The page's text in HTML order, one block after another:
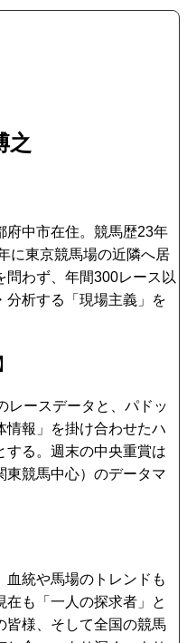
之
府中市在住。競馬歴23年
に東京競馬場の近隣へ居
問わず、年間300レース以
分析する「現場主義」を
レースデータと、パドッ
情報」を掛け合わせたハ
する。週末の中央重賞は
東競馬中心）のデータマ
血統や馬場のトレンドも
も「一人の探求者」と
皆様、そして全国の競馬